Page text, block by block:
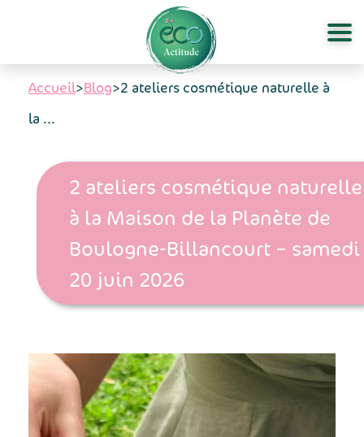
Aller au contenu principal
Accueil>Blog>2 ateliers cosmétique naturelle à
la ...
2 ateliers cosmétique naturelle
à la Maison de la Planète de
Boulogne-Billancourt – samedi
20 juin 2026